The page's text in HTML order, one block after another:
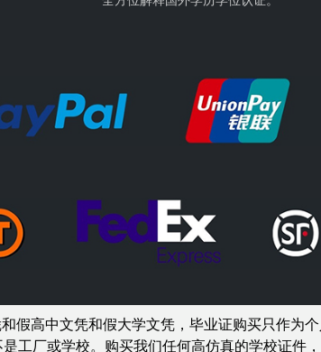
假高中文凭和假大学文凭， 毕业证购买只作为
工厂或学校。购买我们任何高仿真的学校证件